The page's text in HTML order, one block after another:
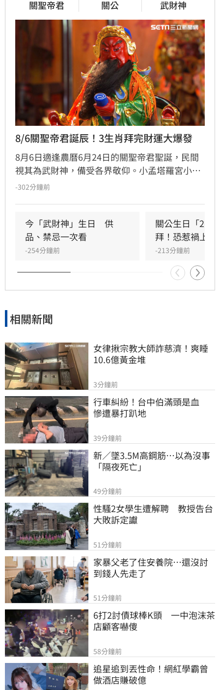
關聖帝君 關公 武財神
8/6關聖帝君誕辰！3生肖拜完財運大爆發
8月6日適逢農曆6月24日的關聖帝君聖誕，民間
視其為武財神，備受各界敬仰。小孟塔羅宮小立
指出，關聖帝君誕辰當日誠心祭拜，有望獲得神
產；生肖狗偏財運強，有望獲意外之財。專家強
調，無論生肖為何，只要虔誠備妥供品祭祀，皆
能祈求聖帝祖庇佑，迎來事業順遂與財源廣進的
好運勢，建議民眾把握良機，為下半年佈局求
財。
-302分鐘前
今「武財神」生日　供
品、禁忌一次看
-254分鐘前
關公生日「2類
拜！恐惹禍上身
-213分鐘前
相關新聞
女律揪宗教大師詐慈濟！爽睡
10.6億黃金堆
3分鐘前
行車糾紛！台中伯滿頭是血
慘遭暴打趴地
39分鐘前
新／墜3.5M高鋼筋…以為沒事
「隔夜死亡」
49分鐘前
性騷2女學生遭解聘　教授告台
大敗訴定讞
51分鐘前
家暴父老了住安養院…還沒討
到錢人先走了
51分鐘前
6打2討債球棒K頭　一中泡沫茶
店顧客嚇傻
58分鐘前
追星追到丟性命！網紅學霸曾
做酒店賺破億